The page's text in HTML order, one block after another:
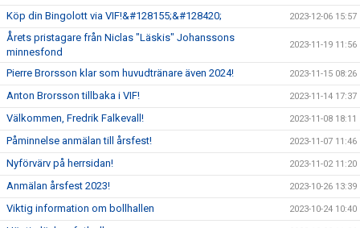
Köp din Bingolott via VIF!&#128155;&#128420; 2023-12-06 15:57
Årets pristagare från Niclas "Läskis" Johanssons
minnesfond
2023-11-19 11:56
Pierre Brorsson klar som huvudtränare även 2024! 2023-11-15 08:26
Anton Brorsson tillbaka i VIF! 2023-11-14 17:37
Välkommen, Fredrik Falkevall! 2023-11-08 18:11
Påminnelse anmälan till årsfest! 2023-11-07 11:46
Nyförvärv på herrsidan! 2023-11-02 11:20
Anmälan årsfest 2023! 2023-10-26 13:39
Viktig information om bollhallen 2023-10-24 10:40